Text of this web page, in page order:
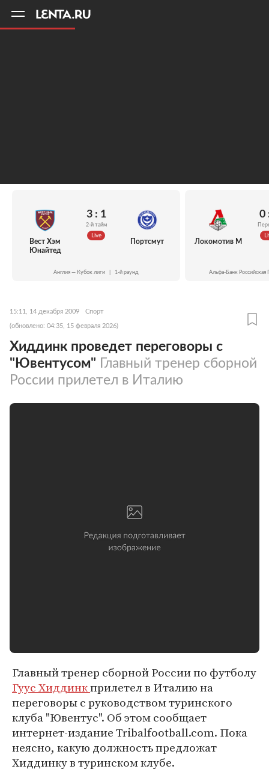
Вест Хэм
Юнайтед
3 : 1
2-й тайм
Live
Портсмут
Англия — Кубок лиги 1-й раунд
Локомотив М
0
Альфа-Банк Российская
15:11, 14 декабря 2009 Спорт
(обновлено: 04:35, 15 февраля 2026)
Хиддинк проведет переговоры с
"Ювентусом" Главный тренер сборной
России прилетел в Италию
Главный тренер сборной России по футболу
Гуус Хиддинкприлетел в Италию на
переговоры с руководством туринского
клуба "Ювентус". Об этом сообщает
интернет-издание Tribalfootball.com. Пока
неясно, какую должность предложат
Хиддинку в туринском клубе.